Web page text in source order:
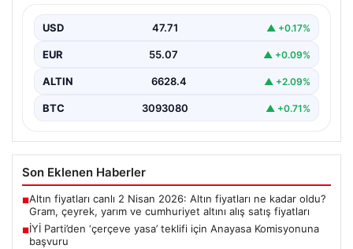
USD 47.71 ▲ +0.17%
EUR 55.07 ▲ +0.09%
ALTIN 6628.4 ▲ +2.09%
BTC 3093080 ▲ +0.71%
Son Eklenen Haberler
■Altın fiyatları canlı 2 Nisan 2026: Altın fiyatları ne kadar oldu?
Gram, çeyrek, yarım ve cumhuriyet altını alış satış fiyatları
■İYİ Parti’den ‘çerçeve yasa’ teklifi için Anayasa Komisyonuna
başvuru